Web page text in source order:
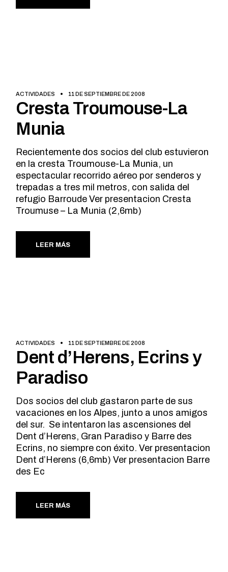
ACTIVIDADES 11 DE SEPTIEMBRE DE 2008
Cresta Troumouse-La
Munia
Recientemente dos socios del club estuvieron
en la cresta Troumouse-La Munia, un
espectacular recorrido aéreo por senderos y
trepadas a tres mil metros, con salida del
refugio Barroude Ver presentacion Cresta
Troumuse – La Munia (2,6mb)
LEER MÁS
ACTIVIDADES 11 DE SEPTIEMBRE DE 2008
Dent d’Herens, Ecrins y
Paradiso
Dos socios del club gastaron parte de sus
vacaciones en los Alpes, junto a unos amigos
del sur. Se intentaron las ascensiones del
Dent d’Herens, Gran Paradiso y Barre des
Ecrins, no siempre con éxito. Ver presentacion
Dent d’Herens (6,6mb) Ver presentacion Barre
des Ec
LEER MÁS